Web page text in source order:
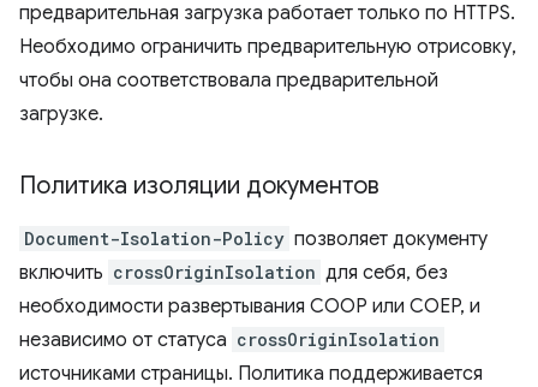
предварительная загрузка работает только по HTTPS.
Необходимо ограничить предварительную отрисовку,
чтобы она соответствовала предварительной
загрузке.
Политика изоляции документов
Document-Isolation-Policy позволяет документу
включить crossOriginIsolation для себя, без
необходимости развертывания COOP или COEP, и
независимо от статуса crossOriginIsolation
источниками страницы. Политика поддерживается